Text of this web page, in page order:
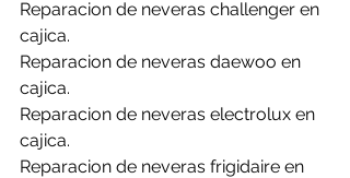
Reparacion de neveras challenger en
cajica.
Reparacion de neveras daewoo en
cajica.
Reparacion de neveras electrolux en
cajica.
Reparacion de neveras frigidaire en